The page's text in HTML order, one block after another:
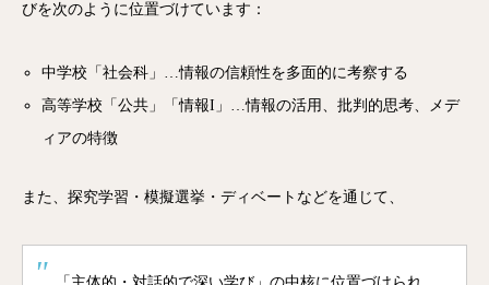
びを次のように位置づけています：
中学校「社会科」…情報の信頼性を多面的に考察する
高等学校「公共」「情報I」…情報の活用、批判的思考、メデ
ィアの特徴
また、探究学習・模擬選挙・ディベートなどを通じて、